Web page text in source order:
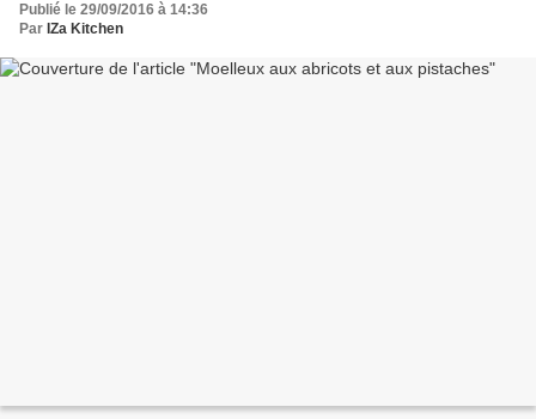
Publié le 29/09/2016 à 14:36
Par IZa Kitchen